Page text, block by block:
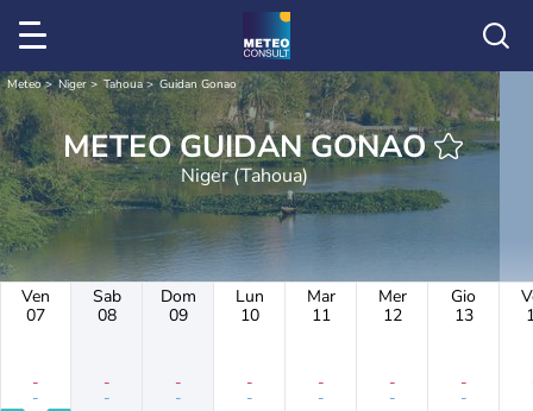
Meteo Niger Tahoua Guidan Gonao
METEO GUIDAN GONAO
Niger (Tahoua)
Ven
07
-
-
Sab
08
-
-
Dom
09
-
-
Lun
10
-
-
Mar
11
-
-
Mer
12
-
-
Gio
13
-
-